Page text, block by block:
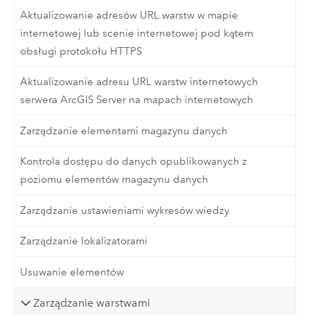
Aktualizowanie adresów URL warstw w mapie
internetowej lub scenie internetowej pod kątem
obsługi protokołu HTTPS
Aktualizowanie adresu URL warstw internetowych
serwera ArcGIS Server na mapach internetowych
Zarządzanie elementami magazynu danych
Kontrola dostępu do danych opublikowanych z
poziomu elementów magazynu danych
Zarządzanie ustawieniami wykresów wiedzy
Zarządzanie lokalizatorami
Usuwanie elementów
Zarządzanie warstwami